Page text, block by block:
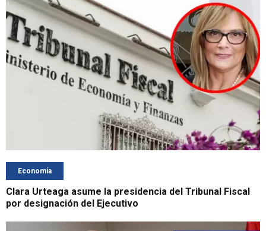
Economía
Clara Urteaga asume la presidencia del Tribunal Fiscal
por designación del Ejecutivo